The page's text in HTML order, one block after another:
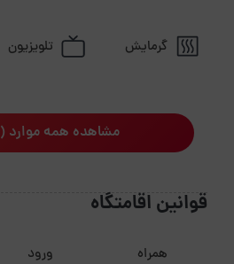
گرمایش تلویزیون
مشاهده همه موارد (10 مورد)
قوانین اقامتگاه
همراه ورود